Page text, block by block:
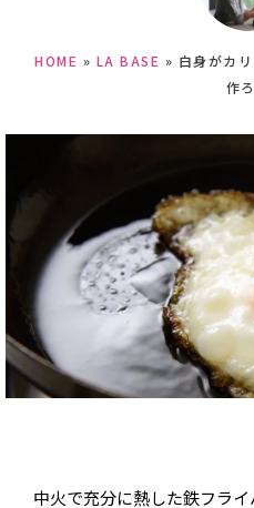
HOME » LA BASE » 白身がカ
作
中火で充分に熱した鉄フラ